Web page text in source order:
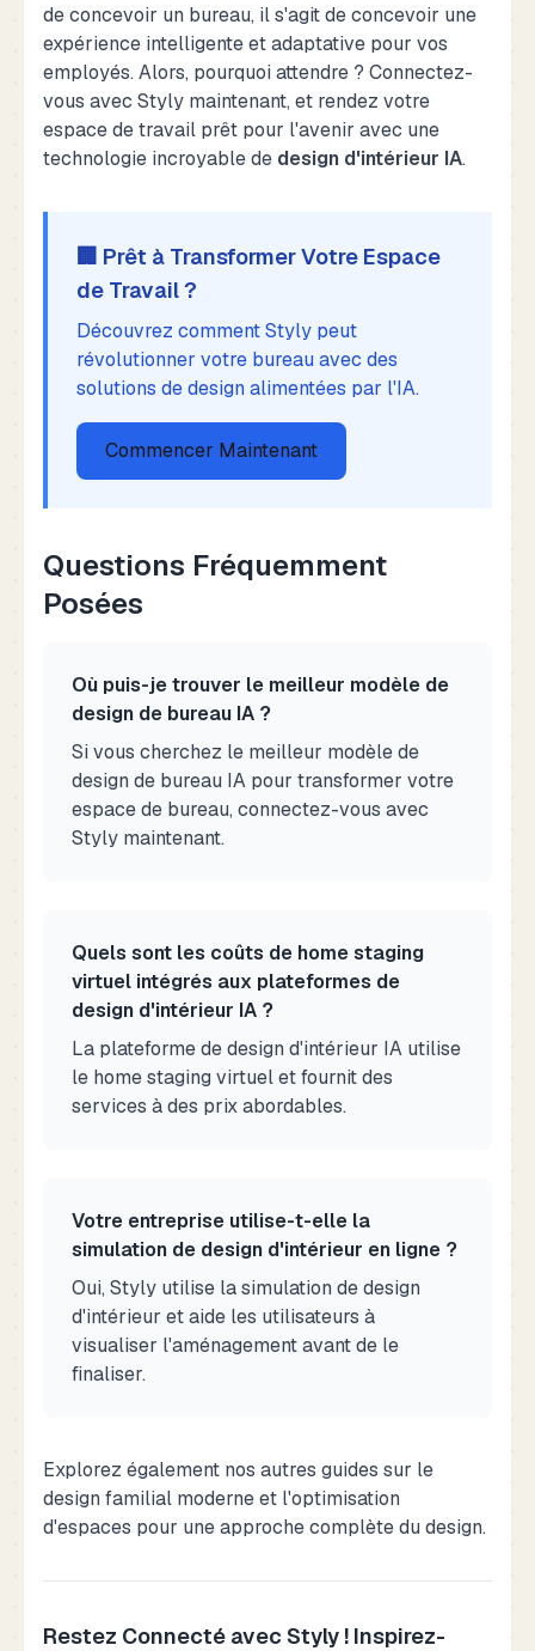
de concevoir un bureau, il s'agit de concevoir une
expérience intelligente et adaptative pour vos
employés. Alors, pourquoi attendre ? Connectez-
vous avec Styly maintenant, et rendez votre
espace de travail prêt pour l'avenir avec une
technologie incroyable de design d'intérieur IA.
🏢 Prêt à Transformer Votre Espace
de Travail ?
Découvrez comment Styly peut
révolutionner votre bureau avec des
solutions de design alimentées par l'IA.
Commencer Maintenant
Questions Fréquemment
Posées
Où puis-je trouver le meilleur modèle de
design de bureau IA ?
Si vous cherchez le meilleur modèle de
design de bureau IA pour transformer votre
espace de bureau, connectez-vous avec
Styly maintenant.
Quels sont les coûts de home staging
virtuel intégrés aux plateformes de
design d'intérieur IA ?
La plateforme de design d'intérieur IA utilise
le home staging virtuel et fournit des
services à des prix abordables.
Votre entreprise utilise-t-elle la
simulation de design d'intérieur en ligne ?
Oui, Styly utilise la simulation de design
d'intérieur et aide les utilisateurs à
visualiser l'aménagement avant de le
finaliser.
Explorez également nos autres guides sur le
design familial moderneet l'optimisation
d'espaces pour une approche complète du design.
Restez Connecté avec Styly ! Inspirez-